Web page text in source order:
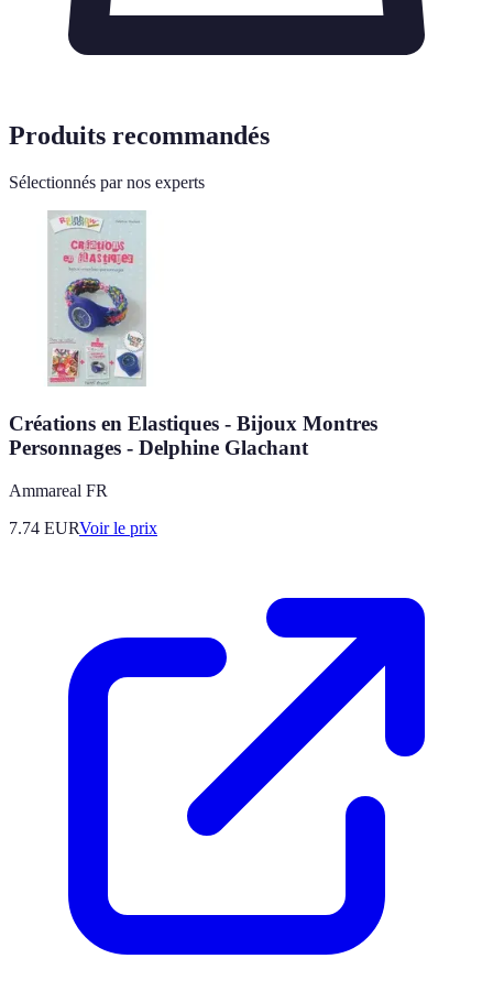
Produits recommandés
Sélectionnés par nos experts
Créations en Elastiques - Bijoux Montres
Personnages - Delphine Glachant
Ammareal FR
7.74 EURVoir le prix